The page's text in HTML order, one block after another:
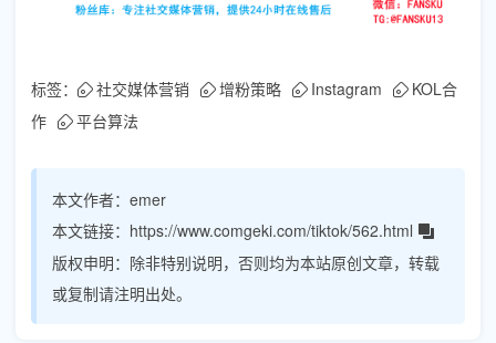
标签： 社交媒体营销 增粉策略 Instagram
KOL合
作
平台算法
本文作者： emer
本文链接： https://www.comgeki.com/tiktok/562.html
版权申明： 除非特别说明，否则均为本站原创文章，转载
或复制请注明出处。